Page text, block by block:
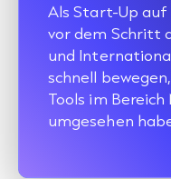
Als Start-Up auf
vor dem Schritt
und
schnell
Tools im
umgesehen